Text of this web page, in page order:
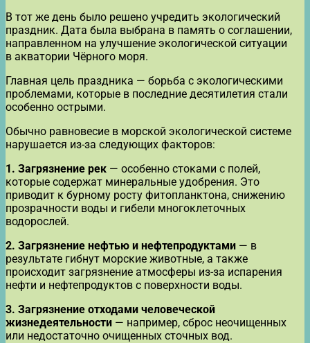
В тот же день было решено учредить экологический
праздник. Дата была выбрана в память о соглашении,
направленном на улучшение экологической ситуации
в акватории Чёрного моря.
Главная цель праздника — борьба с экологическими
проблемами, которые в последние десятилетия стали
особенно острыми.
Обычно равновесие в морской экологической системе
нарушается из-за следующих факторов:
1. Загрязнение рек — особенно стоками с полей,
которые содержат минеральные удобрения. Это
приводит к бурному росту фитопланктона, снижению
прозрачности воды и гибели многоклеточных
водорослей.
2. Загрязнение нефтью и нефтепродуктами — в
результате гибнут морские животные, а также
происходит загрязнение атмосферы из-за испарения
нефти и нефтепродуктов с поверхности воды.
3. Загрязнение отходами человеческой
жизнедеятельности — например, сброс неочищенных
или недостаточно очищенных сточных вод.